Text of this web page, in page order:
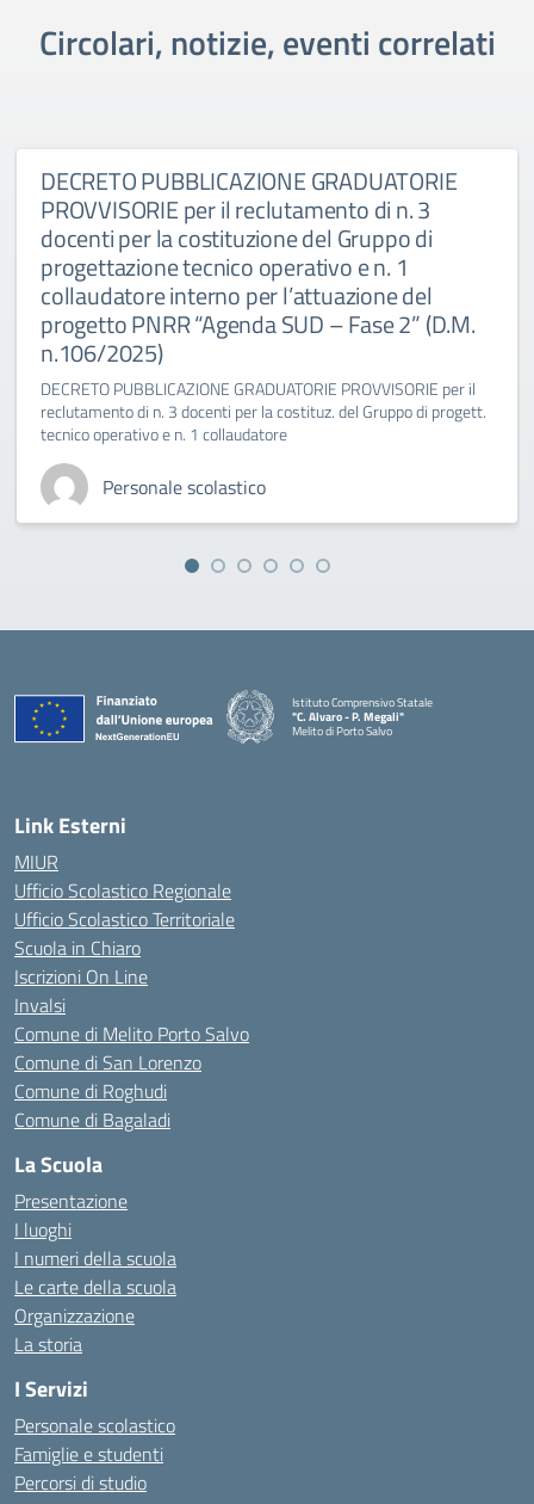
Circolari, notizie, eventi correlati
DECRETO PUBBLICAZIONE GRADUATORIE
PROVVISORIE per il reclutamento di n. 3
docenti per la costituzione del Gruppo di
progettazione tecnico operativo e n. 1
collaudatore interno per l’attuazione del
progetto PNRR “Agenda SUD – Fase 2” (D.M.
n.106/2025)
DECRETO PUBBLICAZIONE GRADUATORIE PROVVISORIE per il
reclutamento di n. 3 docenti per la costituz. del Gruppo di progett.
tecnico operativo e n. 1 collaudatore
Personale scolastico
Istituto Comprensivo Statale
"C. Alvaro - P. Megali"
Melito di Porto Salvo
Link Esterni
MIUR
Ufficio Scolastico Regionale
Ufficio Scolastico Territoriale
Scuola in Chiaro
Iscrizioni On Line
Invalsi
Comune di Melito Porto Salvo
Comune di San Lorenzo
Comune di Roghudi
Comune di Bagaladi
La Scuola
Presentazione
I luoghi
I numeri della scuola
Le carte della scuola
Organizzazione
La storia
I Servizi
Personale scolastico
Famiglie e studenti
Percorsi di studio